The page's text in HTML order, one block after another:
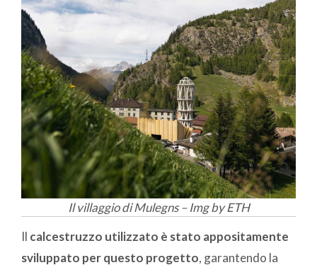
Il villaggio di Mulegns – Img by ETH
Il calcestruzzo utilizzato è stato appositamente
sviluppato per questo progetto, garantendo la